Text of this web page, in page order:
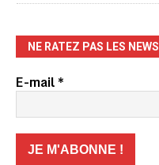
NE RATEZ PAS LES NEWS
E-mail*